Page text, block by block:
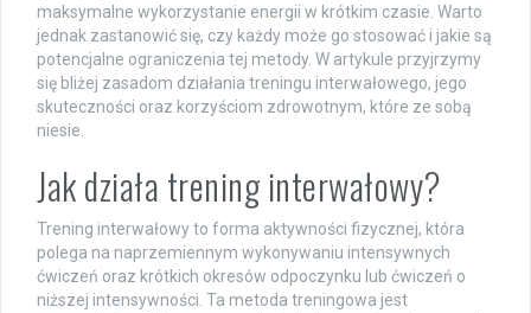
maksymalne wykorzystanie energii w krótkim czasie. Warto
jednak zastanowić się, czy każdy może go stosować i jakie są
potencjalne ograniczenia tej metody. W artykule przyjrzymy
się bliżej zasadom działania treningu interwałowego, jego
skuteczności oraz korzyściom zdrowotnym, które ze sobą
niesie.
Jak działa trening interwałowy?
Trening interwałowy to forma aktywności fizycznej, która
polega na naprzemiennym wykonywaniu intensywnych
ćwiczeń oraz krótkich okresów odpoczynku lub ćwiczeń o
niższej intensywności. Ta metoda treningowa jest